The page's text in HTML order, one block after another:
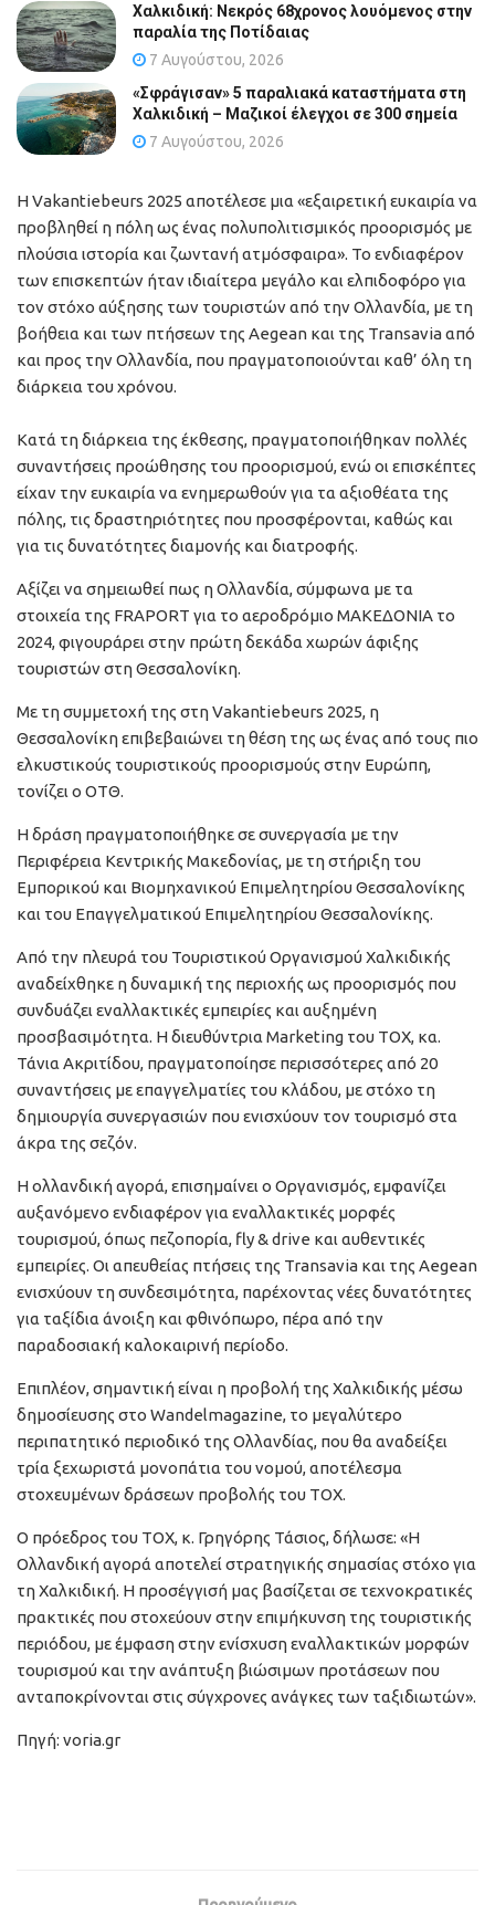
Χαλκιδική: Νεκρός 68χρονος λουόμενος στην
παραλία της Ποτίδαιας
7 Αυγούστου, 2026
«Σφράγισαν» 5 παραλιακά καταστήματα στη
Χαλκιδική – Μαζικοί έλεγχοι σε 300 σημεία
7 Αυγούστου, 2026
Η Vakantiebeurs 2025 αποτέλεσε μια «εξαιρετική ευκαιρία να
προβληθεί η πόλη ως ένας πολυπολιτισμικός προορισμός με
πλούσια ιστορία και ζωντανή ατμόσφαιρα». Το ενδιαφέρον
των επισκεπτών ήταν ιδιαίτερα μεγάλο και ελπιδοφόρο για
τον στόχο αύξησης των τουριστών από την Ολλανδία, με τη
βοήθεια και των πτήσεων της Aegean και της Transavia από
και προς την Ολλανδία, που πραγματοποιούνται καθ’ όλη τη
διάρκεια του χρόνου.
Κατά τη διάρκεια της έκθεσης, πραγματοποιήθηκαν πολλές
συναντήσεις προώθησης του προορισμού, ενώ οι επισκέπτες
είχαν την ευκαιρία να ενημερωθούν για τα αξιοθέατα της
πόλης, τις δραστηριότητες που προσφέρονται, καθώς και
για τις δυνατότητες διαμονής και διατροφής.
Αξίζει να σημειωθεί πως η Ολλανδία, σύμφωνα με τα
στοιχεία της FRAPORT για το αεροδρόμιο ΜΑΚΕΔΟΝΙΑ το
2024, φιγουράρει στην πρώτη δεκάδα χωρών άφιξης
τουριστών στη Θεσσαλονίκη.
Με τη συμμετοχή της στη Vakantiebeurs 2025, η
Θεσσαλονίκη επιβεβαιώνει τη θέση της ως ένας από τους πιο
ελκυστικούς τουριστικούς προορισμούς στην Ευρώπη,
τονίζει ο ΟΤΘ.
Η δράση πραγματοποιήθηκε σε συνεργασία με την
Περιφέρεια Κεντρικής Μακεδονίας, με τη στήριξη του
Εμπορικού και Βιομηχανικού Επιμελητηρίου Θεσσαλονίκης
και του Επαγγελματικού Επιμελητηρίου Θεσσαλονίκης.
Από την πλευρά του Τουριστικού Οργανισμού Χαλκιδικής
αναδείχθηκε η δυναμική της περιοχής ως προορισμός που
συνδυάζει εναλλακτικές εμπειρίες και αυξημένη
προσβασιμότητα. Η διευθύντρια Marketing του ΤΟΧ, κα.
Τάνια Ακριτίδου, πραγματοποίησε περισσότερες από 20
συναντήσεις με επαγγελματίες του κλάδου, με στόχο τη
δημιουργία συνεργασιών που ενισχύουν τον τουρισμό στα
άκρα της σεζόν.
Η ολλανδική αγορά, επισημαίνει ο Οργανισμός, εμφανίζει
αυξανόμενο ενδιαφέρον για εναλλακτικές μορφές
τουρισμού, όπως πεζοπορία, fly & drive και αυθεντικές
εμπειρίες. Οι απευθείας πτήσεις της Transavia και της Aegean
ενισχύουν τη συνδεσιμότητα, παρέχοντας νέες δυνατότητες
για ταξίδια άνοιξη και φθινόπωρο, πέρα από την
παραδοσιακή καλοκαιρινή περίοδο.
Επιπλέον, σημαντική είναι η προβολή της Χαλκιδικής μέσω
δημοσίευσης στο Wandelmagazine, το μεγαλύτερο
περιπατητικό περιοδικό της Ολλανδίας, που θα αναδείξει
τρία ξεχωριστά μονοπάτια του νομού, αποτέλεσμα
στοχευμένων δράσεων προβολής του ΤΟΧ.
Ο πρόεδρος του ΤΟΧ, κ. Γρηγόρης Τάσιος, δήλωσε: «Η
Ολλανδική αγορά αποτελεί στρατηγικής σημασίας στόχο για
τη Χαλκιδική. Η προσέγγισή μας βασίζεται σε τεχνοκρατικές
πρακτικές που στοχεύουν στην επιμήκυνση της τουριστικής
περιόδου, με έμφαση στην ενίσχυση εναλλακτικών μορφών
τουρισμού και την ανάπτυξη βιώσιμων προτάσεων που
ανταποκρίνονται στις σύγχρονες ανάγκες των ταξιδιωτών».
Πηγή: voria.gr